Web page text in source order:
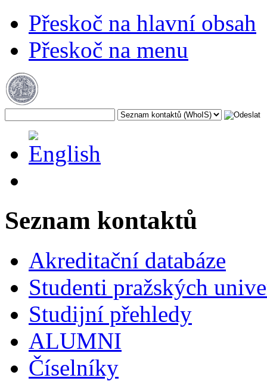
Přeskoč na hlavní obsah
Přeskoč na menu
Seznam kontaktů
Akreditační databáze
Studenti pražských
Studijní přehledy
ALUMNI
Číselníky